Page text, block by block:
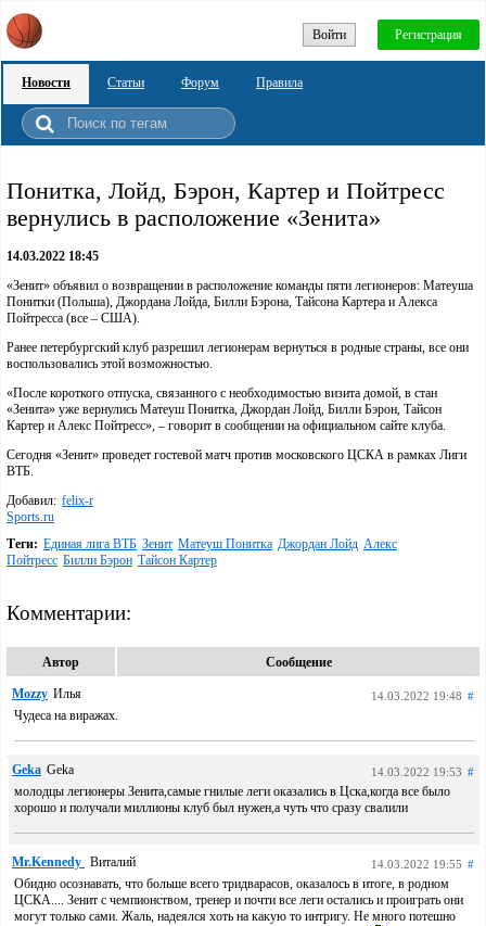
Войти Регистрация
Новости Статьи Форум Правила
Понитка, Лойд, Бэрон, Картер и Пойтресс
вернулись в расположение «Зенита»
14.03.2022 18:45
«Зенит» объявил о возвращении в расположение команды пяти легионеров: Матеуша
Понитки (Польша), Джордана Лойда, Билли Бэрона, Тайсона Картера и Алекса
Пойтресса (все – США).
Ранее петербургский клуб разрешил легионерам вернуться в родные страны, все они
воспользовались этой возможностью.
«После короткого отпуска, связанного с необходимостью визита домой, в стан
«Зенита» уже вернулись Матеуш Понитка, Джордан Лойд, Билли Бэрон, Тайсон
Картер и Алекс Пойтресс», – говорит в сообщении на официальном сайте клуба.
Сегодня «Зенит» проведет гостевой матч против московского ЦСКА в рамках Лиги
ВТБ.
Добавил: felix-r
Sports.ru
Теги: Единая лига ВТБ Зенит Матеуш Понитка Джордан Лойд Алекс
Пойтресс Билли Бэрон Тайсон Картер
Комментарии:
Автор Сообщение
Mozzy Илья 14.03.2022 19:48 #
Чудеса на виражах.
Geka Geka 14.03.2022 19:53 #
молодцы легионеры Зенита,самые гнилые леги оказались в Цска,когда все было
хорошо и получали миллионы клуб был нужен,а чуть что сразу свалили
Mr.Kennedy Виталий 14.03.2022 19:55 #
Обидно осознавать, что больше всего тридварасов, оказалось в итоге, в родном
ЦСКА.... Зенит с чемпионством, тренер и почти все леги остались и проиграть они
могут только сами. Жаль, надеялся хоть на какую то интригу. Не много потешно